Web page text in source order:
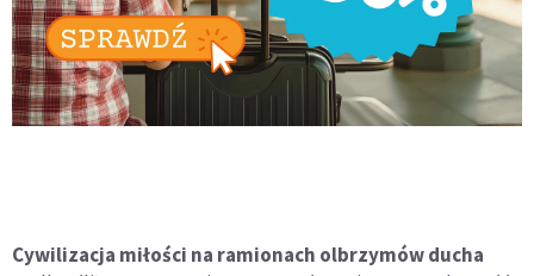
Cywilizacja miłości na ramionach olbrzymów ducha